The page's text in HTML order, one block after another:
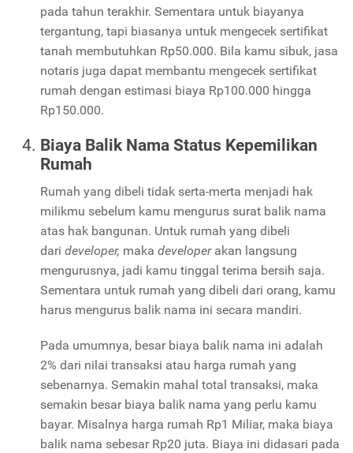
pada tahun terakhir. Sementara untuk biayanya
tergantung, tapi biasanya untuk mengecek sertifikat
tanah membutuhkan Rp50.000. Bila kamu sibuk, jasa
notaris juga dapat membantu mengecek sertifikat
rumah dengan estimasi biaya Rp100.000 hingga
Rp150.000.
Biaya Balik Nama Status Kepemilikan
Rumah
Rumah yang dibeli tidak serta-merta menjadi hak
milikmu sebelum kamu mengurus surat balik nama
atas hak bangunan. Untuk rumah yang dibeli
dari developer, maka developer akan langsung
mengurusnya, jadi kamu tinggal terima bersih saja.
Sementara untuk rumah yang dibeli dari orang, kamu
harus mengurus balik nama ini secara mandiri.
Pada umumnya, besar biaya balik nama ini adalah
2% dari nilai transaksi atau harga rumah yang
sebenarnya. Semakin mahal total transaksi, maka
semakin besar biaya balik nama yang perlu kamu
bayar. Misalnya harga rumah Rp1 Miliar, maka biaya
balik nama sebesar Rp20 juta. Biaya ini didasari pada